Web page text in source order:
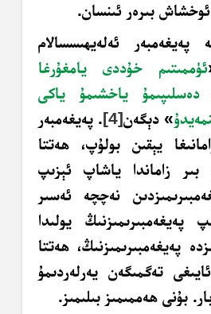
ئوخشاش بىرەر ئىنسان.
پەيغەمبەر ئەلەيھىسسالام
ئۈممىتىم خۇددى يامغۇرغا
ياخشىمۇ ياكى
» دېگەن[4]. پەيغەمبەر
يېقىن بولۇپ، ھەتتا
بىر زاماندا ياشاپ ئېزىپ
نەچچە ئەسىر
پەيغەمبىرىمىزنىڭ يولىدا
پەيغەمبىرىمىزنىڭ، ھەتتا
تەگمىگەن يەرلەردىمۇ
بۇنى ھەممىمىز بىلىمىز.